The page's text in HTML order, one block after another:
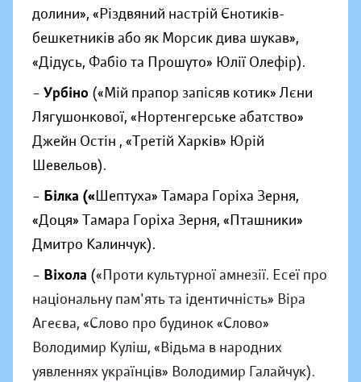
долини», «Різдвяний настрій Єнотиків-
бешкетників або як Морсик дива шукав»,
«Дідусь, Фабіо та Прошуто» Юлії Олефір).
– Урбіно («Мій прапор запісяв котик» Лєни
Лягушонкової, «Нортенгерське абатство»
Джейн Остін , «Третій Харків» Юрій
Шевельов).
– Білка («Шептуха» Тамара Горіха Зерня,
«Доця» Тамара Горіха Зерня, «Пташники»
Дмитро Калинчук).
– Віхола («Проти культурної амнезії. Есеї про
національну пам'ять та ідентичність» Віра
Агеєва, «Слово про будинок «Слово»
Володимир Куліш, «Відьма в народних
yявленнях українців» Володимир Галайчук).